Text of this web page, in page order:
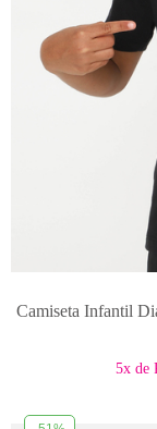
Camiseta Infantil
5x de